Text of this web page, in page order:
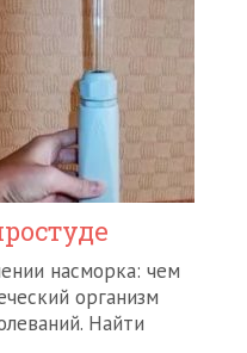
насморка: чем
организм
Найти